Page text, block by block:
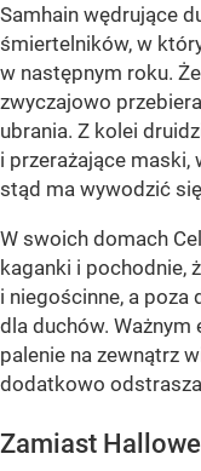
Samhain wędrujące
śmiertelników, w
w następnym roku.
zwyczajowo
ubrania. Z kolei
i przerażające maski,
stąd ma wywodzić
W swoich domach
kaganki i pochodnie,
i niegościnne, a
dla duchów.
palenie na zewnątrz
dodatkowo
Zamiast